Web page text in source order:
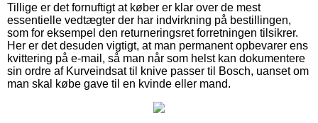
Tillige er det fornuftigt at køber er klar over de mest
essentielle vedtægter der har indvirkning på bestillingen,
som for eksempel den returneringsret forretningen tilsikrer.
Her er det desuden vigtigt, at man permanent opbevarer ens
kvittering på e-mail, så man når som helst kan dokumentere
sin ordre af Kurveindsat til knive passer til Bosch, uanset om
man skal købe gave til en kvinde eller mand.